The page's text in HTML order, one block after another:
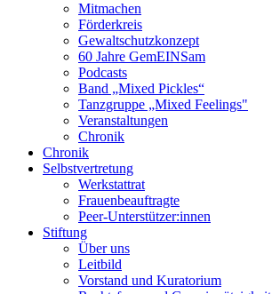
Mitmachen
Förderkreis
Gewaltschutzkonzept
60 Jahre GemEINSam
Podcasts
Band „Mixed Pickles“
Tanzgruppe „Mixed Feelings"
Veranstaltungen
Chronik
Chronik
Selbstvertretung
Werkstattrat
Frauenbeauftragte
Peer-Unterstützer:innen
Stiftung
Über uns
Leitbild
Vorstand und Kuratorium